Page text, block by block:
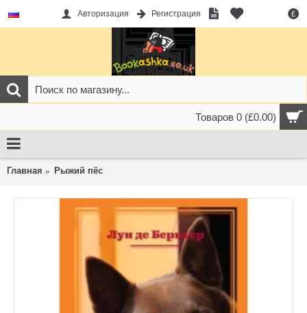
£
Авторизация Регистрация
Товаров 0 (£0.00)
Главная Рыжий пёс